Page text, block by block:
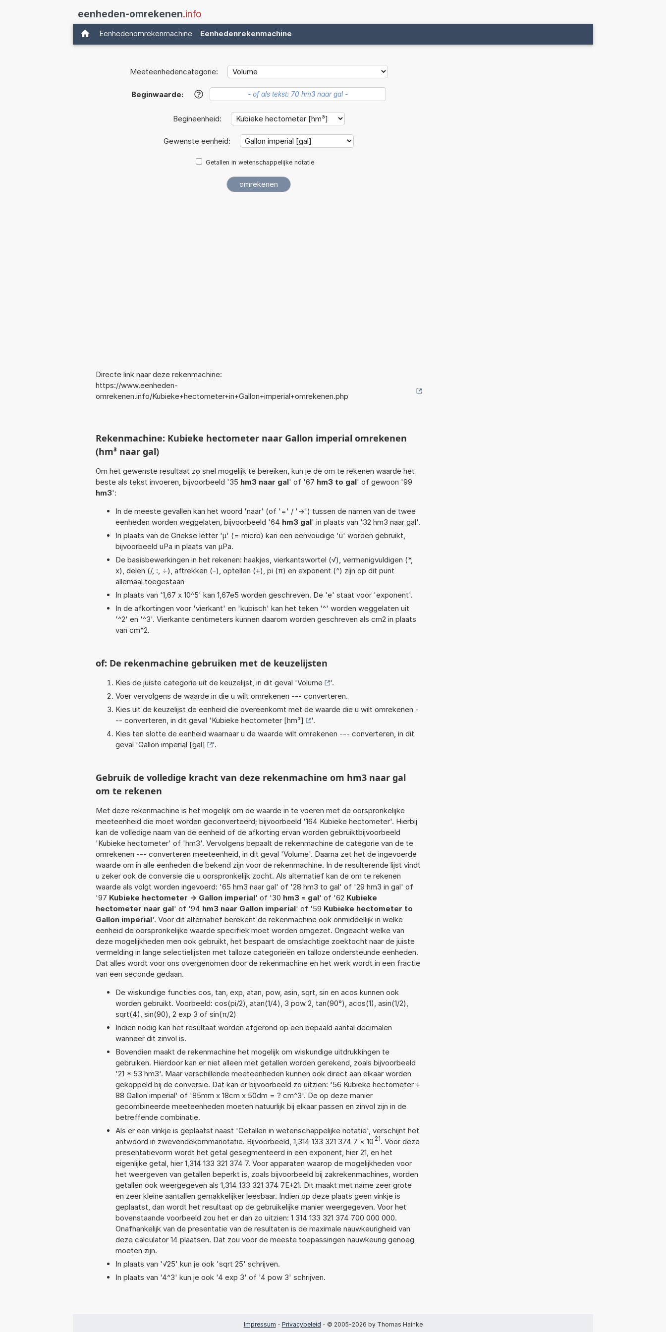
eenheden-omrekenen.info
Eenhedenomrekenmachine Eenhedenrekenmachine
Meeteenhedencategorie:
Beginwaarde: ?
Begineenheid:
Gewenste eenheid:
Getallen in wetenschappelijke notatie
Directe link naar deze rekenmachine:
https://www.eenheden-
omrekenen.info/Kubieke+hectometer+in+Gallon+imperial+omrekenen.php
Rekenmachine: Kubieke hectometer naar Gallon imperial omrekenen
(hm³ naar gal)
Om het gewenste resultaat zo snel mogelijk te bereiken, kun je de om te rekenen waarde het
beste als tekst invoeren, bijvoorbeeld '35 hm3 naar gal' of '67 hm3 to gal' of gewoon '99
hm3':
In de meeste gevallen kan het woord 'naar' (of '=' / '->') tussen de namen van de twee
eenheden worden weggelaten, bijvoorbeeld '64 hm3 gal' in plaats van '32 hm3 naar gal'.
In plaats van de Griekse letter 'µ' (= micro) kan een eenvoudige 'u' worden gebruikt,
bijvoorbeeld uPa in plaats van µPa.
De basisbewerkingen in het rekenen: haakjes, vierkantswortel (√), vermenigvuldigen (*,
x), delen (/, :, ÷), aftrekken (-), optellen (+), pi (π) en exponent (^) zijn op dit punt
allemaal toegestaan
In plaats van '1,67 x 10^5' kan 1,67e5 worden geschreven. De 'e' staat voor 'exponent'.
In de afkortingen voor 'vierkant' en 'kubisch' kan het teken '^' worden weggelaten uit
'^2' en '^3'. Vierkante centimeters kunnen daarom worden geschreven als cm2 in plaats
van cm^2.
of: De rekenmachine gebruiken met de keuzelijsten
Kies de juiste categorie uit de keuzelijst, in dit geval 'Volume
'.
Voer vervolgens de waarde in die u wilt omrekenen --- converteren.
Kies uit de keuzelijst de eenheid die overeenkomt met de waarde die u wilt omrekenen -
-- converteren, in dit geval 'Kubieke hectometer [hm³]
'.
Kies ten slotte de eenheid waarnaar u de waarde wilt omrekenen --- converteren, in dit
geval 'Gallon imperial [gal] '.
Gebruik de volledige kracht van deze rekenmachine om hm3 naar gal
om te rekenen
Met deze rekenmachine is het mogelijk om de waarde in te voeren met de oorspronkelijke
meeteenheid die moet worden geconverteerd; bijvoorbeeld '164 Kubieke hectometer'. Hierbij
kan de volledige naam van de eenheid of de afkorting ervan worden gebruiktbijvoorbeeld
'Kubieke hectometer' of 'hm3'. Vervolgens bepaalt de rekenmachine de categorie van de te
omrekenen --- converteren meeteenheid, in dit geval 'Volume'. Daarna zet het de ingevoerde
waarde om in alle eenheden die bekend zijn voor de rekenmachine. In de resulterende lijst vindt
u zeker ook de conversie die u oorspronkelijk zocht. Als alternatief kan de om te rekenen
waarde als volgt worden ingevoerd: '65 hm3 naar gal' of '28 hm3 to gal' of '29 hm3 in gal' of
'97 Kubieke hectometer -> Gallon imperial' of '30 hm3 = gal' of '62 Kubieke
hectometer naar gal' of '94 hm3 naar Gallon imperial' of '59 Kubieke hectometer to
Gallon imperial'. Voor dit alternatief berekent de rekenmachine ook onmiddellijk in welke
eenheid de oorspronkelijke waarde specifiek moet worden omgezet. Ongeacht welke van
deze mogelijkheden men ook gebruikt, het bespaart de omslachtige zoektocht naar de juiste
vermelding in lange selectielijsten met talloze categorieën en talloze ondersteunde eenheden.
Dat alles wordt voor ons overgenomen door de rekenmachine en het werk wordt in een fractie
van een seconde gedaan.
De wiskundige functies cos, tan, exp, atan, pow, asin, sqrt, sin en acos kunnen ook
worden gebruikt. Voorbeeld: cos(pi/2), atan(1/4), 3 pow 2, tan(90°), acos(1), asin(1/2),
sqrt(4), sin(90), 2 exp 3 of sin(π/2)
Indien nodig kan het resultaat worden afgerond op een bepaald aantal decimalen
wanneer dit zinvol is.
Bovendien maakt de rekenmachine het mogelijk om wiskundige uitdrukkingen te
gebruiken. Hierdoor kan er niet alleen met getallen worden gerekend, zoals bijvoorbeeld
'21 * 53 hm3'. Maar verschillende meeteenheden kunnen ook direct aan elkaar worden
gekoppeld bij de conversie. Dat kan er bijvoorbeeld zo uitzien: '56 Kubieke hectometer +
88 Gallon imperial' of '85mm x 18cm x 50dm = ? cm^3'. De op deze manier
gecombineerde meeteenheden moeten natuurlijk bij elkaar passen en zinvol zijn in de
betreffende combinatie.
Als er een vinkje is geplaatst naast 'Getallen in wetenschappelijke notatie', verschijnt het
antwoord in zwevendekommanotatie. Bijvoorbeeld, 1,314 133 321 374 7 × 10 21. Voor deze
presentatievorm wordt het getal gesegmenteerd in een exponent, hier 21, en het
eigenlijke getal, hier 1,314 133 321 374 7. Voor apparaten waarop de mogelijkheden voor
het weergeven van getallen beperkt is, zoals bijvoorbeeld bij zakrekenmachines, worden
getallen ook weergegeven als 1,314 133 321 374 7E+21. Dit maakt met name zeer grote
en zeer kleine aantallen gemakkelijker leesbaar. Indien op deze plaats geen vinkje is
geplaatst, dan wordt het resultaat op de gebruikelijke manier weergegeven. Voor het
bovenstaande voorbeeld zou het er dan zo uitzien: 1 314 133 321 374 700 000 000.
Onafhankelijk van de presentatie van de resultaten is de maximale nauwkeurigheid van
deze calculator 14 plaatsen. Dat zou voor de meeste toepassingen nauwkeurig genoeg
moeten zijn.
In plaats van '√25' kun je ook 'sqrt 25' schrijven.
In plaats van '4^3' kun je ook '4 exp 3' of '4 pow 3' schrijven.
Impressum - Privacybeleid - © 2005-2026 by Thomas Hainke